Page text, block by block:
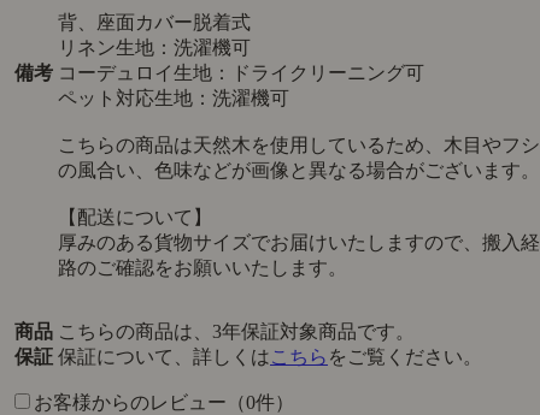
備考
背、座面カバー脱着式
リネン生地：洗濯機可
コーデュロイ生地：ドライクリーニング可
ペット対応生地：洗濯機可
こちらの商品は天然木を使用しているため、木目やフシ
の風合い、色味などが画像と異なる場合がございます。
【配送について】
厚みのある貨物サイズでお届けいたしますので、搬入経
路のご確認をお願いいたします。
商品
保証
こちらの商品は、3年保証対象商品です。
保証について、詳しくはこちら をご覧ください。
お客様からのレビュー（0件）